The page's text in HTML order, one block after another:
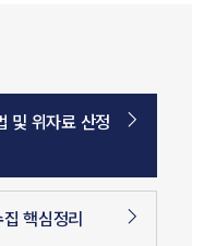
및 위자료 산정
핵심정리